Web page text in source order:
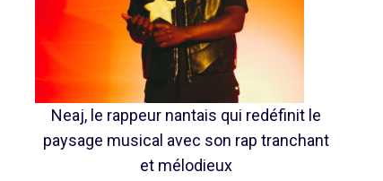
Neaj, le rappeur nantais qui redéfinit le
paysage musical avec son rap tranchant
et mélodieux